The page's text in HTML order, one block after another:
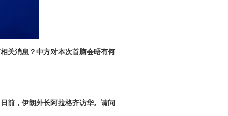
关消息？中方对本次首脑会晤有何
前，伊朗外长阿拉格齐访华。请问